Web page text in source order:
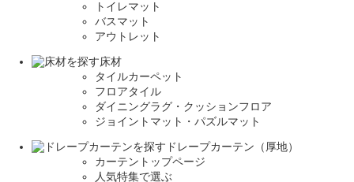
トイレマット
バスマット
アウトレット
床材
タイルカーペット
フロアタイル
ダイニングラグ・クッションフロア
ジョイントマット・パズルマット
ドレープカーテン（厚地）
カーテントップページ
人気特集で選ぶ